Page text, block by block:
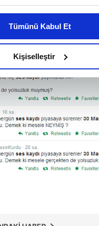
halinde sizlere
yaşatabiliriz. Bunu
iyi bir reklam
en iyi içerikleri sunabilmek
gösterdiğimizi ve bu
karşılamak
sizlere hatırlatmak isteriz.
bu çerezlere izin
hedefli reklamlar
hizmet sunabilmek için
çerezler vasıtasıyla
olup gerekli olan
Tümünü Kabul Et
Kişiselleştir